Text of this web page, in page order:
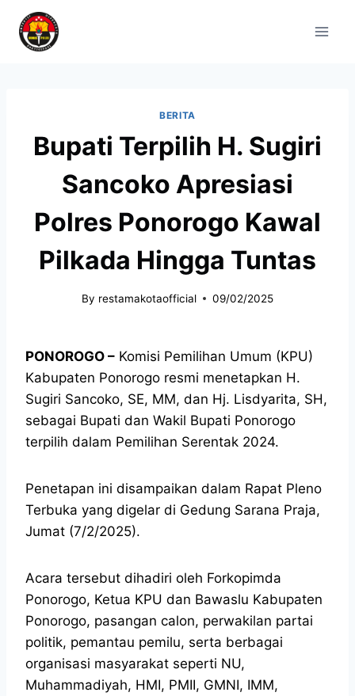
BERITA
Bupati Terpilih H. Sugiri
Sancoko Apresiasi
Polres Ponorogo Kawal
Pilkada Hingga Tuntas
By restamakotaofficial 09/02/2025
PONOROGO – Komisi Pemilihan Umum (KPU)
Kabupaten Ponorogo resmi menetapkan H.
Sugiri Sancoko, SE, MM, dan Hj. Lisdyarita, SH,
sebagai Bupati dan Wakil Bupati Ponorogo
terpilih dalam Pemilihan Serentak 2024.
Penetapan ini disampaikan dalam Rapat Pleno
Terbuka yang digelar di Gedung Sarana Praja,
Jumat (7/2/2025).
Acara tersebut dihadiri oleh Forkopimda
Ponorogo, Ketua KPU dan Bawaslu Kabupaten
Ponorogo, pasangan calon, perwakilan partai
politik, pemantau pemilu, serta berbagai
organisasi masyarakat seperti NU,
Muhammadiyah, HMI, PMII, GMNI, IMM,